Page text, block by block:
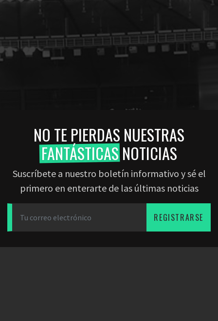
NO TE PIERDAS NUESTRAS
FANTÁSTICASNOTICIAS
Suscríbete a nuestro boletín informativo y sé el
primero en enterarte de las últimas noticias
REGISTRARSE